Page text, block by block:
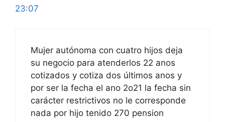
23:07
Mujer autónoma con cuatro hijos deja
su negocio para atenderlos 22 anos
cotizados y cotiza dos últimos anos y
por ser la fecha el ano 2o21 la fecha sin
carácter restrictivos no le corresponde
nada por hijo tenido 270 pension